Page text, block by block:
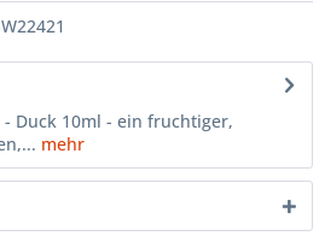
- Duck 10ml - ein fruchtiger,
mehr